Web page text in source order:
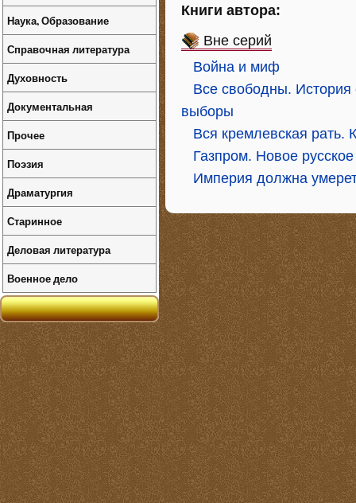
Книги автора:
Вне серий
Война и миф
Все свободны. История
выборы
Вся кремлевская рать.
Газпром. Новое
Империя должна
Наука, Образование
Справочная литература
Духовность
Документальная
Прочее
Поэзия
Драматургия
Старинное
Деловая литература
Военное дело